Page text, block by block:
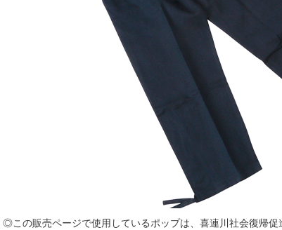
◎この販売ページで使用しているポップは、喜連川社会復帰促